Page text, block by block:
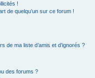
!
de quelqu’un sur ce forum !
de ma liste d’amis et d’ignorés ?
des forums ?